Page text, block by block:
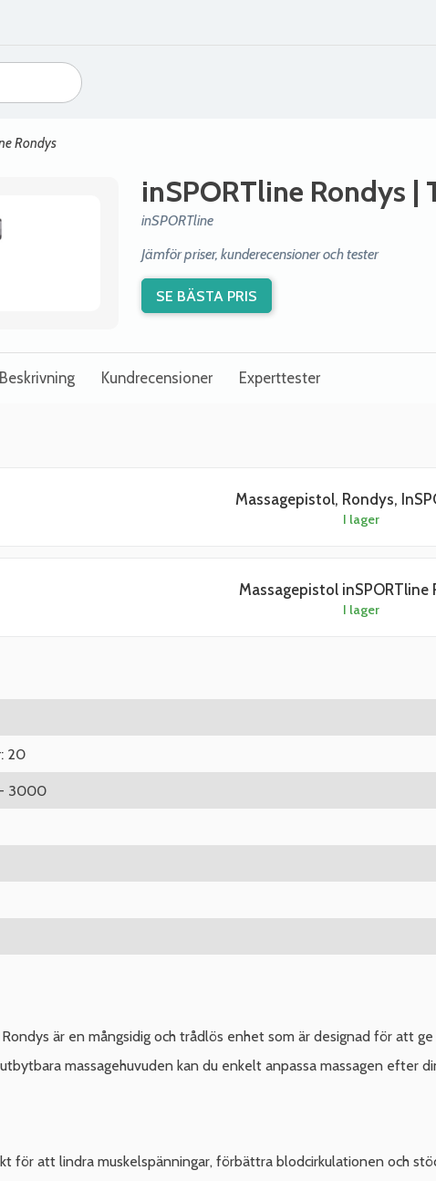
Rondys
inSPORTline Rondys |
inSPORTline
Jämför priser, kunderecensioner och tester
SE BÄSTA PRIS
Beskrivning Kundrecensioner Experttester
Massagepistol, Rondys,
I lager
Massagepistol inSPORTline
I lager
20
3000
är en mångsidig och trådlös enhet som är designad för att
massagehuvuden kan du enkelt anpassa massagen efter
för att lindra muskelspänningar, förbättra blodcirkulationen och